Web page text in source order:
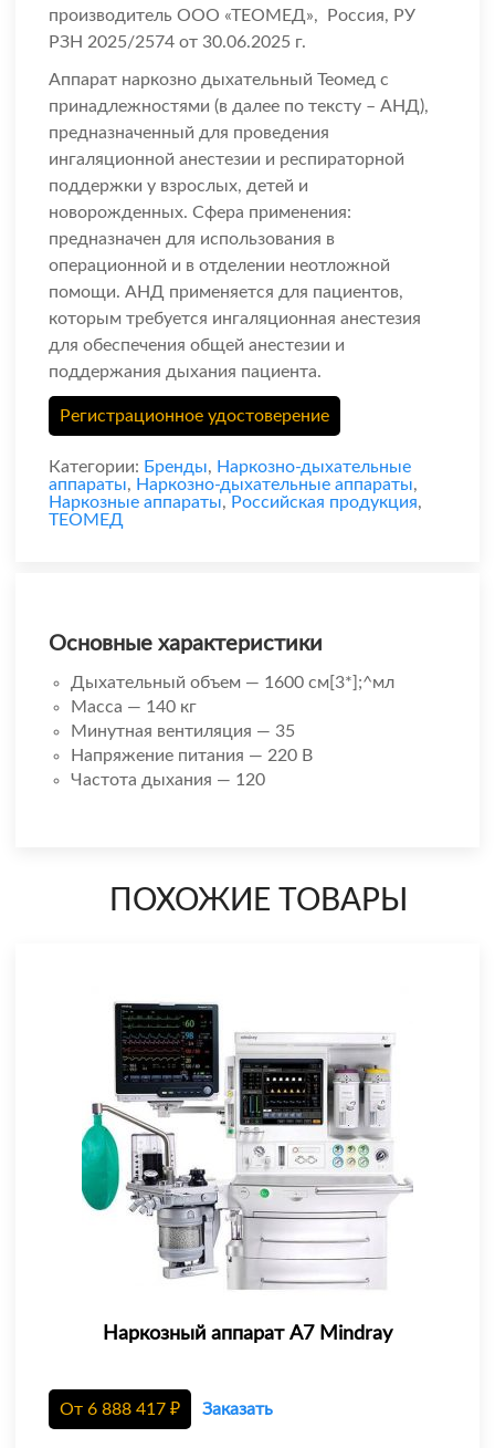
производитель ООО «ТЕОМЕД», Россия, РУ
РЗН 2025/2574 от 30.06.2025 г.
Аппарат наркозно дыхательный Теомед с
принадлежностями (в далее по тексту – АНД),
предназначенный для проведения
ингаляционной анестезии и респираторной
поддержки у взрослых, детей и
новорожденных. Сфера применения:
предназначен для использования в
операционной и в отделении неотложной
помощи. АНД применяется для пациентов,
которым требуется ингаляционная анестезия
для обеспечения общей анестезии и
поддержания дыхания пациента.
Регистрационное удостоверение
Категории: Бренды, Наркозно-дыхательные
аппараты, Наркозно-дыхательные аппараты,
Наркозные аппараты, Российская продукция,
ТЕОМЕД
Основные характеристики
Дыхательный объем — 1600 см[3*];^мл
Масса — 140 кг
Минутная вентиляция — 35
Напряжение питания — 220 В
Частота дыхания — 120
ПОХОЖИЕ ТОВАРЫ
Наркозный аппарат A7 Mindray
От 6 888 417 ₽ Заказать